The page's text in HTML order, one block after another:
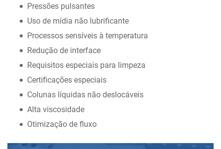
Pressões pulsantes
Uso de mídia não lubrificante
Processos sensíveis à temperatura
Redução de interface
Requisitos especiais para limpeza
Certificações especiais
Colunas líquidas não deslocáveis
Alta viscosidade
Otimização de fluxo